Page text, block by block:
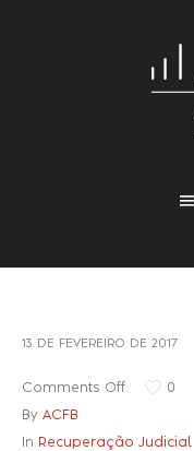
13 DE FEVEREIRO DE 2017
Comments Off 0
By ACFB
In Recuperação Judicial